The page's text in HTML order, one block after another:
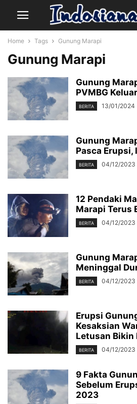
Home Tags Gunung Marapi
Gunung Marapi
Gunung
PVMBG
BERITA 13/01/2024
Gunung
Pasca Erupsi,
BERITA 04/12/2023
12 Pendaki
Marapi Terus
BERITA 04/12/2023
Gunung
Meninggal
BERITA 04/12/2023
Erupsi
Kesaksian
Letusan Bikin
BERITA 04/12/2023
9 Fakta
Sebelum
2023